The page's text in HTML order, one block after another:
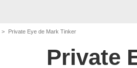
Private Eye de Mark Tinker
Private